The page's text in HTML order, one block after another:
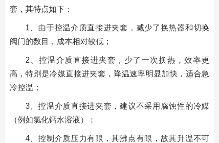
套，其特点如下：
1、由于控温介质直接进夹套，减少了换热器和切换
阀门的数目，成本相对较低；
2、控温介质直接进夹套，少了一次换热，效率更
高，特别是冷媒直接进夹套，降温速率明显加快，适合急
冷控温；
3、控温介质直接进夹套，建议不采用腐蚀性的冷媒
（例如氯化钙水溶液）；
4、控制介质压力有限，其沸点有限，故其升温不可